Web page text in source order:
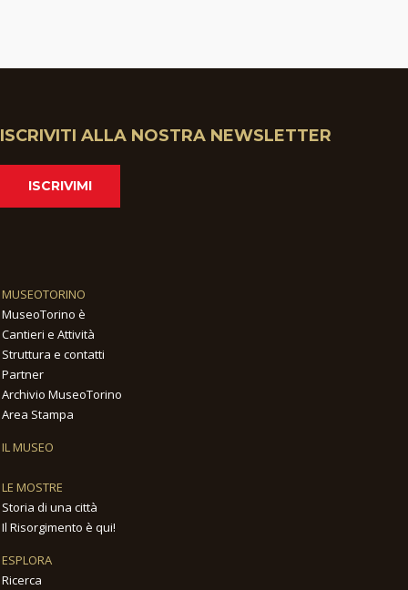
ISCRIVITI ALLA NOSTRA NEWSLETTER
ISCRIVIMI
MUSEOTORINO
MuseoTorino è
Cantieri e Attività
Struttura e contatti
Partner
Archivio MuseoTorino
Area Stampa
IL MUSEO
LE MOSTRE
Storia di una città
Il Risorgimento è qui!
ESPLORA
Ricerca